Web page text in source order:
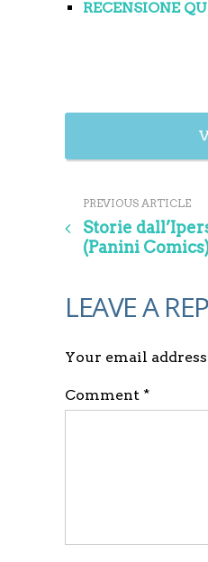
RECENSIONE
PREVIOUS ARTICLE
Storie
(Panini
LEAVE A
Your email
Comment *